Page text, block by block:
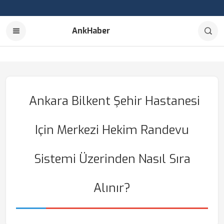
AnkHaber
Ankara Bilkent Şehir Hastanesi
Için Merkezi Hekim Randevu
Sistemi Üzerinden Nasıl Sıra
Alınır?